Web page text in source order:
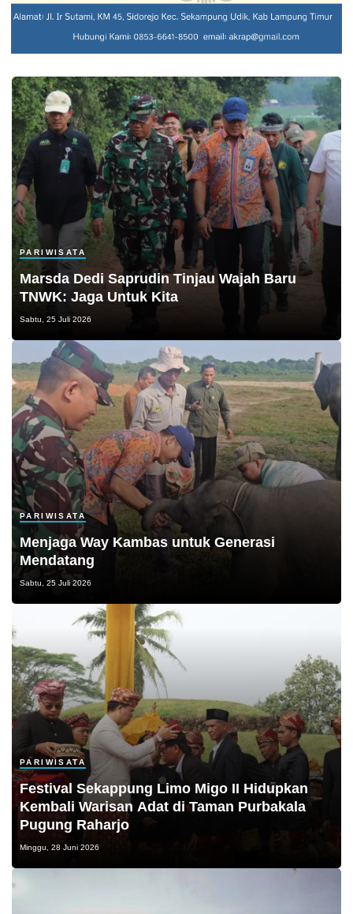
PARIWISATA
Marsda Dedi Saprudin Tinjau Wajah Baru
TNWK: Jaga Untuk Kita
Sabtu, 25 Juli 2026
PARIWISATA
Menjaga Way Kambas untuk Generasi
Mendatang
Sabtu, 25 Juli 2026
PARIWISATA
Festival Sekappung Limo Migo II Hidupkan
Kembali Warisan Adat di Taman Purbakala
Pugung Raharjo
Minggu, 28 Juni 2026